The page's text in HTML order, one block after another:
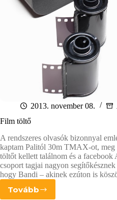
2013. november 08.
Film töltő
A rendszeres olvasók bizonnyal
kaptam Palitól 30m TMAX-ot, meg
töltőt kellett találnom és a facebook
csoport tagjai nagyon
hogy Bandi – akinek ezúton is
Tovább
Film